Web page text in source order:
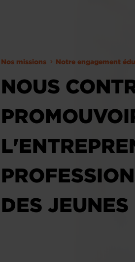
Nos missions Notre engagement
NOUS
DES JEUNES